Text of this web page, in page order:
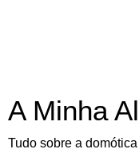
A Minha
Tudo sobre a